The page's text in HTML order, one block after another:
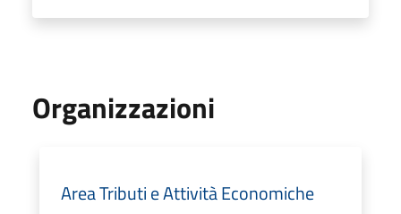
Organizzazioni
Area Tributi e Attività Economiche